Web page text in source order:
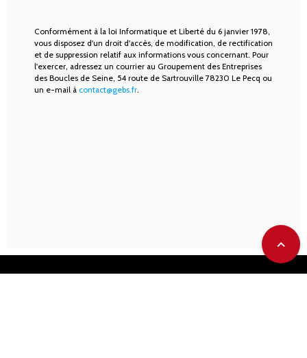
Conformément à la loi Informatique et Liberté du 6 janvier 1978,
vous disposez d'un droit d'accès, de modification, de rectification
et de suppression relatif aux informations vous concernant. Pour
l'exercer, adressez un courrier au Groupement des Entreprises
des Boucles de Seine, 54 route de Sartrouville 78230 Le Pecq ou
un e-mail à contact@gebs.fr
expand_less